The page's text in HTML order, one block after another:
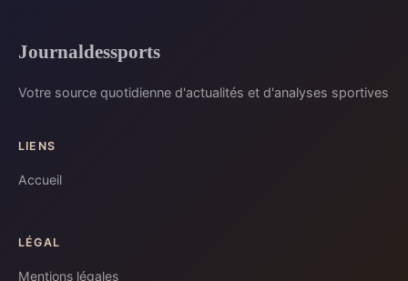
Journaldessports
Votre source quotidienne d'actualités et d'analyses sportives
LIENS
Accueil
LÉGAL
Mentions légales